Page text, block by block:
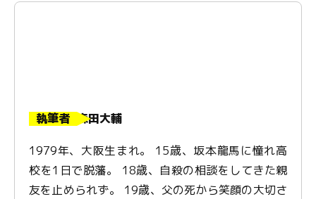
執筆者 森田大輔
1979年、大阪生まれ。 15歳、坂本龍馬に憧れ高
校を1日で脱藩。 18歳、自殺の相談をしてきた親
友を止められず。 19歳、父の死から笑顔の大切さ